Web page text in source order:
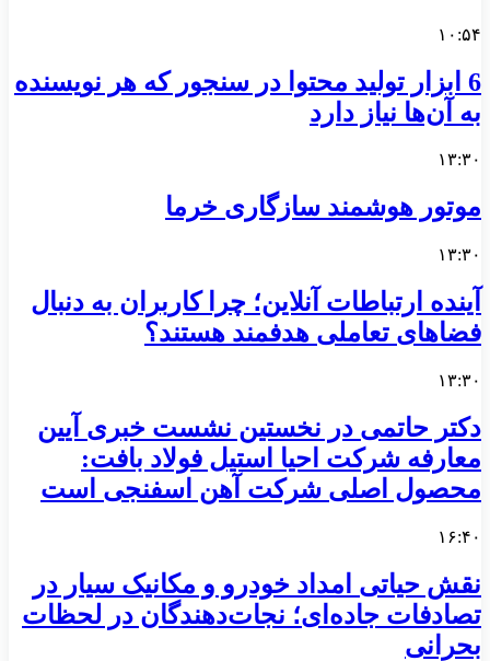
۱۰:۵۴
6 ابزار تولید محتوا در سنجور که هر نویسنده
به آن‌ها نیاز دارد
۱۳:۳۰
موتور هوشمند سازگاری خرما
۱۳:۳۰
آینده ارتباطات آنلاین؛ چرا کاربران به دنبال
فضاهای تعاملی هدفمند هستند؟
۱۳:۳۰
دکتر حاتمی در نخستین نشست خبری آیین
معارفه شرکت احیا استیل فولاد بافت:
محصول اصلی شرکت آهن اسفنجی است
۱۶:۴۰
نقش حیاتی امداد خودرو و مکانیک سیار در
تصادفات جاده‌ای؛ نجات‌دهندگان در لحظات
بحرانی